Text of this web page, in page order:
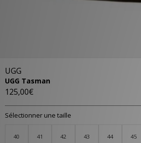
UGG
UGG Tasman
125,00€
Sélectionner une taille
40 41 42 43 44 45